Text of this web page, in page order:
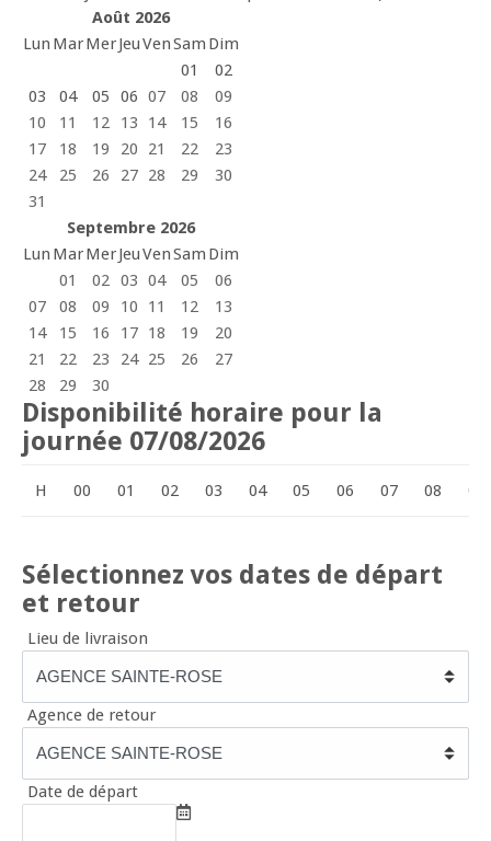
Août 2026
Lun MarMerJeuVenSam Dim
01
02
03
04 05 06 07 08
09
10
11 12 13 14 15
16
17
18 19 20 21 22
23
24
25 26 27 28 29
30
31
Septembre 2026
Lun MarMerJeuVenSam Dim
01
02 03 04 05
06
07
08 09 10 11 12
13
14
15 16 17 18 19
20
21
22 23 24 25 26
27
28
29 30
Disponibilité horaire pour la
journée 07/08/2026
H 00 01 02 03 04 05 06 07 08 09
Sélectionnez vos dates de départ
et retour
Lieu de livraison
Agence de retour
Date de départ